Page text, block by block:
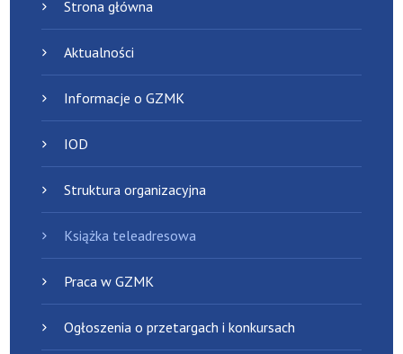
Strona główna
Aktualności
Informacje o GZMK
IOD
Struktura organizacyjna
Książka teleadresowa
Praca w GZMK
Ogłoszenia o przetargach i konkursach